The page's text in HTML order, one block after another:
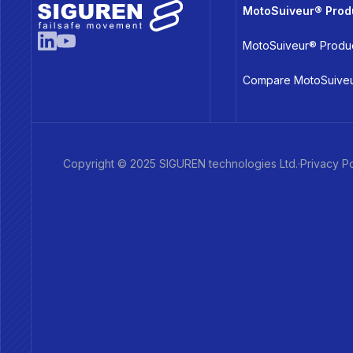
MotoSuiveur®
MotoSuiveur®
Compare
Copyright © 2025 SIGUREN technologies Ltd.·Privacy